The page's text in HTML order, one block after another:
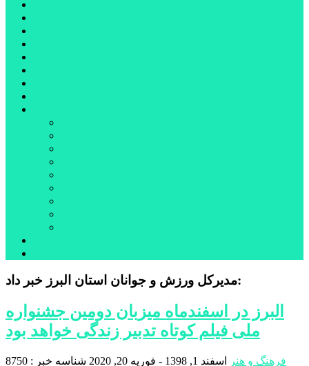
مدیرکل ورزش و جوانان استان البرز خبر داد:
البرز در اسفندماه میزبان دومین جشنواره
ملی فیلم کوتاه تدبیر زندگی خواهد بود
فرهنگ و هنر اسفند 1, 1398 - فوریه 20, 2020 شناسه خبر : 8750